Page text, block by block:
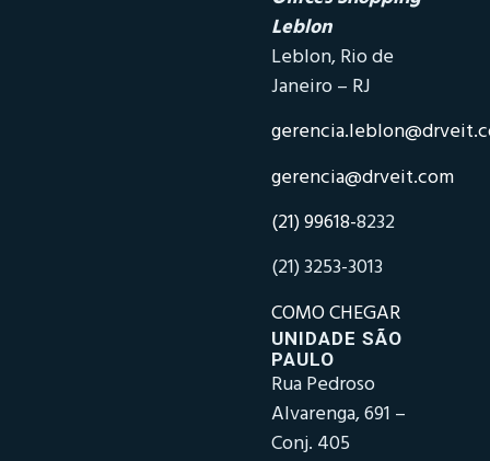
Leblon
Leblon, Rio de
Janeiro – RJ
gerencia@drveit.com
(21) 99618-8232
(21) 3253-3013
COMO CHEGAR
UNIDADE SÃO
PAULO
Rua Pedroso
Alvarenga, 691 –
Conj. 405